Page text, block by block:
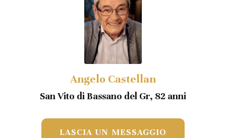
Angelo Castellan
San Vito di Bassano del Gr, 82 anni
LASCIA UN MESSAGGIO